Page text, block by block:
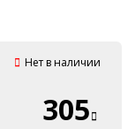
Нет в наличии
305